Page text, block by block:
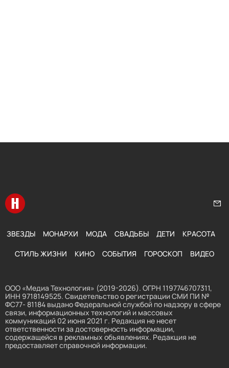
Перейти на главную
ЗВЕЗДЫ МОНАРХИ МОДА СВАДЬБЫ ДЕТИ КРАСОТА
СТИЛЬ ЖИЗНИ КИНО СОБЫТИЯ ГОРОСКОП ВИДЕО
ООО «Медиа Технология» (2019-2026). ОГРН 1197746707311,
ИНН 9718149525. Свидетельство о регистрации СМИ ПИ №
ФС77- 81184 выдано Федеральной службой по надзору в сфере
связи, информационных технологий и массовых
коммуникаций 02 июня 2021 г. Редакция не несет
ответственности за достоверность информации,
содержащейся в рекламных объявлениях. Редакция не
предоставляет справочной информации.